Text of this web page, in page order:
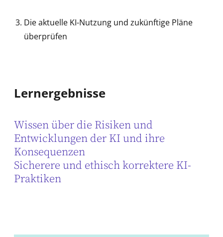
Die aktuelle KI-Nutzung und zukünftige Pläne
überprüfen
Lernergebnisse
Wissen über die Risiken und
Entwicklungen der KI und ihre
Konsequenzen
Sicherere und ethisch korrektere KI-
Praktiken